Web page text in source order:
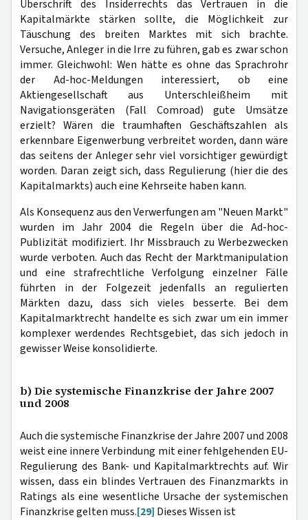
Überschrift des Insiderrechts das Vertrauen in die
Kapitalmärkte stärken sollte, die Möglichkeit zur
Täuschung des breiten Marktes mit sich brachte.
Versuche, Anleger in die Irre zu führen, gab es zwar schon
immer. Gleichwohl: Wen hätte es ohne das Sprachrohr
der Ad-hoc-Meldungen interessiert, ob eine
Aktiengesellschaft aus Unterschleißheim mit
Navigationsgeräten (Fall Comroad) gute Umsätze
erzielt? Wären die traumhaften Geschäftszahlen als
erkennbare Eigenwerbung verbreitet worden, dann wäre
das seitens der Anleger sehr viel vorsichtiger gewürdigt
worden. Daran zeigt sich, dass Regulierung (hier die des
Kapitalmarkts) auch eine Kehrseite haben kann.
Als Konsequenz aus den Verwerfungen am "Neuen Markt"
wurden im Jahr 2004 die Regeln über die Ad-hoc-
Publizität modifiziert. Ihr Missbrauch zu Werbezwecken
wurde verboten. Auch das Recht der Marktmanipulation
und eine strafrechtliche Verfolgung einzelner Fälle
führten in der Folgezeit jedenfalls an regulierten
Märkten dazu, dass sich vieles besserte. Bei dem
Kapitalmarktrecht handelte es sich zwar um ein immer
komplexer werdendes Rechtsgebiet, das sich jedoch in
gewisser Weise konsolidierte.
b) Die systemische Finanzkrise der Jahre 2007
und 2008
Auch die systemische Finanzkrise der Jahre 2007 und 2008
weist eine innere Verbindung mit einer fehlgehenden EU-
Regulierung des Bank- und Kapitalmarktrechts auf. Wir
wissen, dass ein blindes Vertrauen des Finanzmarkts in
Ratings als eine wesentliche Ursache der systemischen
Finanzkrise gelten muss.[29] Dieses Wissen ist